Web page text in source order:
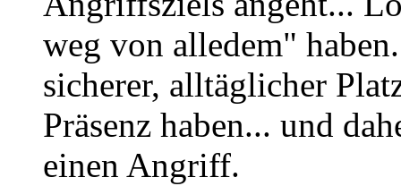
weg von alledem"
sicherer, alltäglicher
Präsenz haben... und
einen Angriff.